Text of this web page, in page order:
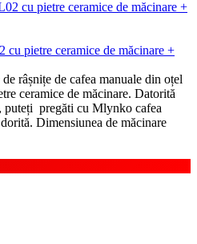
pietre ceramice de măcinare +
râșnițe de cafea manuale din oțel
ceramice de măcinare. Datorită
puteți pregăti cu Mlynko cafea
Dimensiunea de măcinare